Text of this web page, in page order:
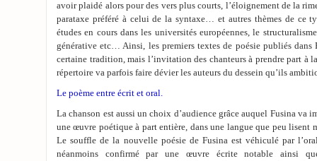
avoir plaidé alors pour des vers plus courts, l’éloignement de la
parataxe préféré à celui de la syntaxe… et autres thèmes de ce
études en cours dans les universités européennes, le
générative etc… Ainsi, les premiers textes de poésie publiés
certaine tradition, mais l’invitation des chanteurs à prendre part à
répertoire va parfois faire dévier les auteurs du dessein qu’ils
Le poème entre écrit et oral.
La chanson est aussi un choix d’audience grâce auquel Fusina va
une œuvre poétique à part entière, dans une langue que peu lisent
Le souffle de la nouvelle poésie de Fusina est véhiculé par
néanmoins confirmé par une œuvre écrite notable ainsi